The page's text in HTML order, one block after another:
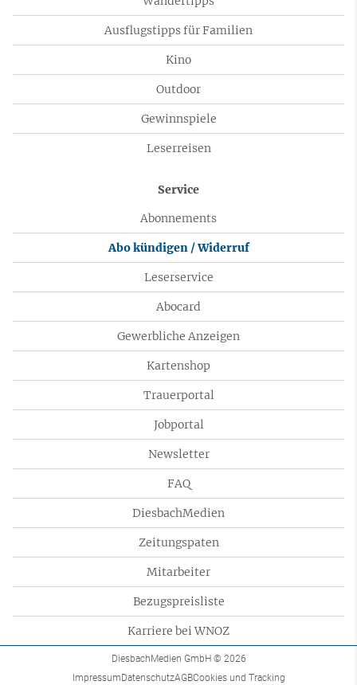
Ausflugstipps für Familien
Kino
Outdoor
Gewinnspiele
Leserreisen
Service
Abonnements
Abo kündigen / Widerruf
Leserservice
Abocard
Gewerbliche Anzeigen
Kartenshop
Trauerportal
Jobportal
Newsletter
FAQ
DiesbachMedien
Zeitungspaten
Mitarbeiter
Bezugspreisliste
Karriere bei WNOZ
DiesbachMedien GmbH © 2026
ImpressumDatenschutzAGBCookies und Tracking